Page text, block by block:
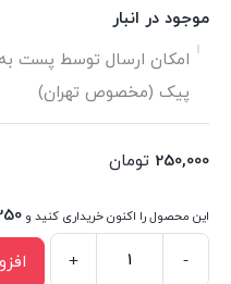
موجود در انبار
امکان ارسال توسط پست
پیک (مخصوص تهران)
250,000 تومان
این محصول را اکنون خریداری کنید و
-
+